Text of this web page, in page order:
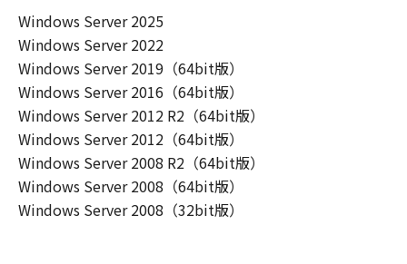
Windows Server 2025
Windows Server 2022
Windows Server 2019（64bit版）
Windows Server 2016（64bit版）
Windows Server 2012 R2（64bit版）
Windows Server 2012（64bit版）
Windows Server 2008 R2（64bit版）
Windows Server 2008（64bit版）
Windows Server 2008（32bit版）